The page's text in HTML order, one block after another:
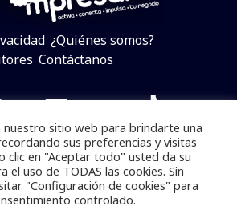
¿Quiénes somos?
Contáctanos
Twitter
LinkedIn
Telegram
YouTube
TikTok
Todos los derechos reservados.
la información total o parcial sin
nuestro sitio web para brindarte una
sus preferencias y visitas
clic en "Aceptar todo" usted da su
el uso de TODAS las cookies. Sin
"Configuración de cookies" para
controlado.